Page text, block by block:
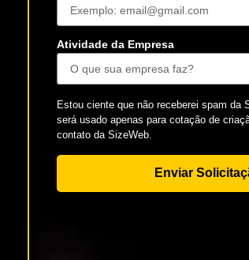
Atividade da Empresa
Estou ciente que não receberei spam da
será usado apenas para cotação de
contato da SizeWeb.
Enviar